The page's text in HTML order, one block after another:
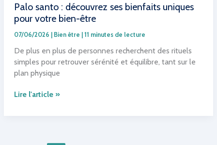
la
prostate
:
le
contrôle
au
Palo santo : découvrez ses bienfaits uniques
pour votre bien-être
07/06/2026 | Bien être |11 minutes de lecture
De plus en plus de personnes recherchent des rituels
simples pour retrouver sérénité et équilibre, tant sur le
plan physique
Palo
Lire l'article »